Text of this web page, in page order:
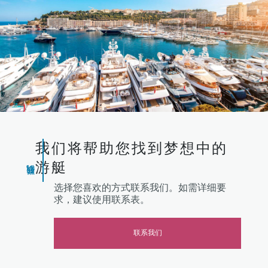
我们将帮助您找到梦想中的
游艇
选择您喜欢的方式联系我们。如需详细要
求，建议使用联系表。
联系我们